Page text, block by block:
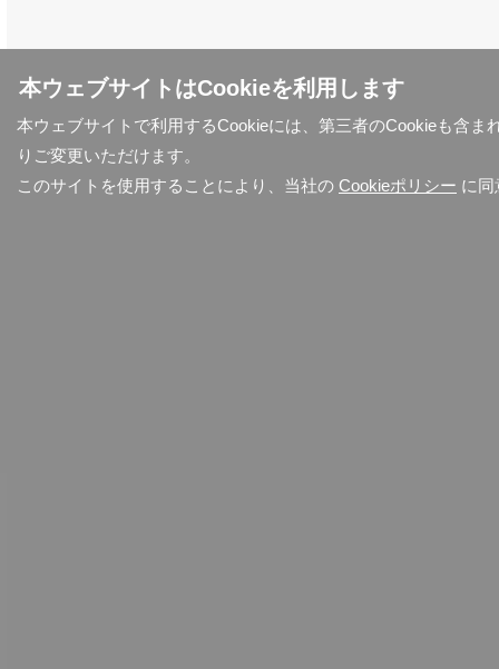
本ウェブサイトはCookieを利用します
本ウェブサイトで利用するCookieには、第三者のCookieも含
りご変更いただけます。
このサイトを使用することにより、当社の Cookieポリシー に